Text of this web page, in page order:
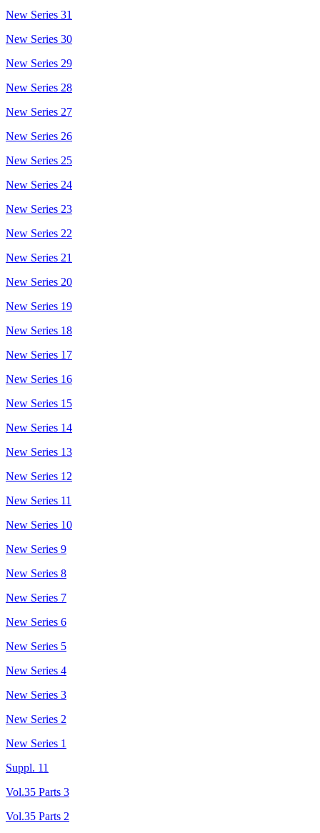
New Series 31
New Series 30
New Series 29
New Series 28
New Series 27
New Series 26
New Series 25
New Series 24
New Series 23
New Series 22
New Series 21
New Series 20
New Series 19
New Series 18
New Series 17
New Series 16
New Series 15
New Series 14
New Series 13
New Series 12
New Series 11
New Series 10
New Series 9
New Series 8
New Series 7
New Series 6
New Series 5
New Series 4
New Series 3
New Series 2
New Series 1
Suppl. 11
Vol.35 Parts 3
Vol.35 Parts 2